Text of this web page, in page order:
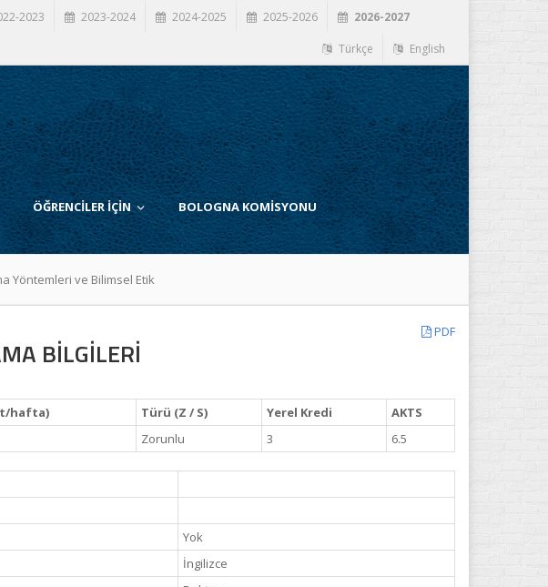
2023 2023-2024 2024-2025 2025-2026 2026-2027
Türkçe English
ÖĞRENCİLER İÇİN BOLOGNA KOMİSYONU
Yöntemleri ve Bilimsel Etik
PDF
BİLGİLERİ
hafta) Türü (Z / S) Yerel Kredi
AKTS
Zorunlu 3 6.5
Yok
İngilizce